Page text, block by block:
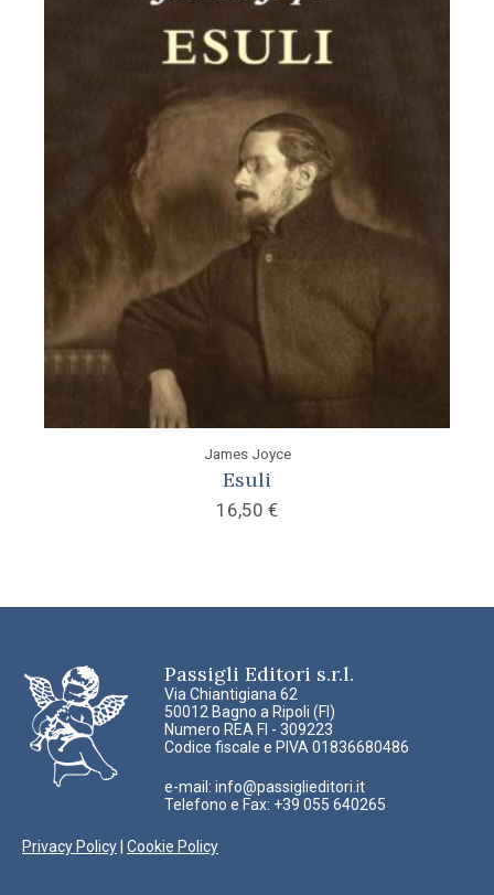
James Joyce
Esuli
16,50 €
Passigli Editori s.r.l.
Via Chiantigiana 62
50012 Bagno a Ripoli (FI)
Numero REA FI - 309223
Codice fiscale e PIVA 01836680486
e-mail: info@passiglieditori.it
Telefono e Fax: +39 055 640265
Privacy Policy Cookie Policy